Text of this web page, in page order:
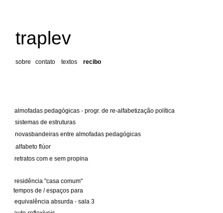
traplev
sobre
equivalência absurda - sala 3
contato
tempos de / espaços para
textos recibo
residência "casa comum"
alfabeto flúor
retratos com e sem propina
novasbandeiras entre almofadas pedagógicas
sistemas de estruturas
almofadas pedagógicas - progr. de re-alfabetização política